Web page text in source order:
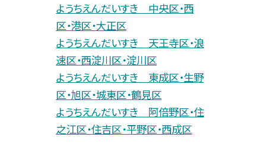
ようちえんだいすき 中央区・西
区・港区・大正区
ようちえんだいすき 天王寺区・浪
速区・西淀川区・淀川区
ようちえんだいすき 東成区・生野
区・旭区・城東区・鶴見区
ようちえんだいすき 阿倍野区・住
之江区・住吉区・平野区・西成区